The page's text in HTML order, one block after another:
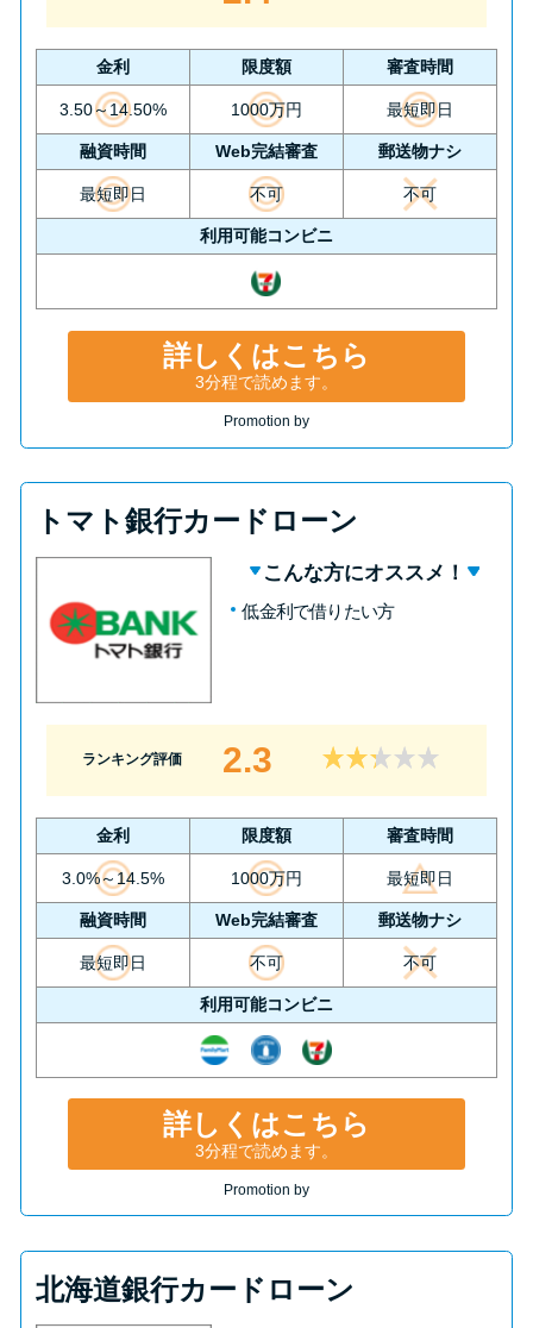
年収が低い＆他社借入があると
落ちる？バンクイックの口コミ
を分析
みずほ銀行カードローンの問い
合わせ先とシーン別の問い合わ
金利 限度額 審査時間
3.50～14.50% 1000万円 最短即日
融資時間 Web完結審査 郵送物ナシ
最短即日 不可 不可
利用可能コンビニ
詳しくはこちら
3分程で読めます。
Promotion by
トマト銀行カードローン
こんな方にオススメ！
低金利で借りたい方
ランキング評価 2.3
金利 限度額 審査時間
3.0%～14.5% 1000万円 最短即日
融資時間 Web完結審査 郵送物ナシ
最短即日 不可 不可
利用可能コンビニ
詳しくはこちら
3分程で読めます。
Promotion by
北海道銀行カードローン